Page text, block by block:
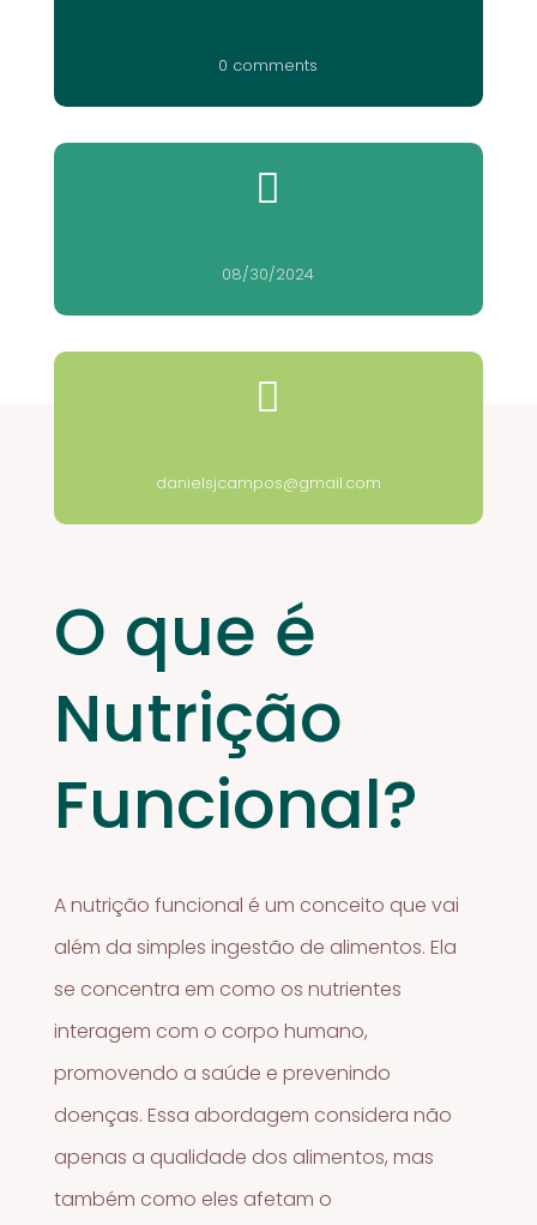
0 comments

08/30/2024

danielsjcampos@gmail.com
O que é
Nutrição
Funcional?
A nutrição funcional é um conceito que vai
além da simples ingestão de alimentos. Ela
se concentra em como os nutrientes
interagem com o corpo humano,
promovendo a saúde e prevenindo
doenças. Essa abordagem considera não
apenas a qualidade dos alimentos, mas
também como eles afetam o